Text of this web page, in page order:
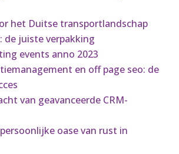
het Duitse transportlandschap
de juiste verpakking
events anno 2023
en off page seo: de
van geavanceerde CRM-
oase van rust in